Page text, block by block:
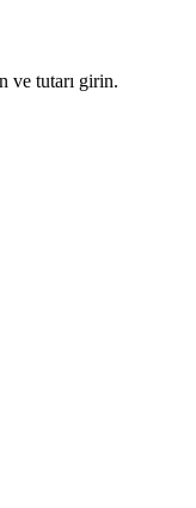
ve tutarı girin.